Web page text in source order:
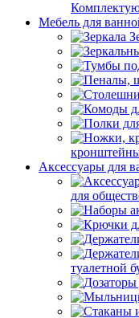
Мебель для
Аксессуары для
для
туалетной